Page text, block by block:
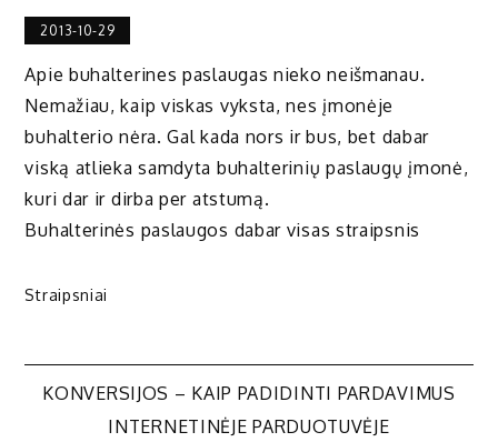
2013-10-29
Apie buhalterines paslaugas nieko neišmanau.
Nemažiau, kaip viskas vyksta, nes įmonėje
buhalterio nėra. Gal kada nors ir bus, bet dabar
viską atlieka samdyta buhalterinių paslaugų įmonė,
kuri dar ir dirba per atstumą.
Buhalterinės paslaugos dabar visas straipsnis
Straipsniai
Navigacija
KONVERSIJOS – KAIP PADIDINTI PARDAVIMUS
INTERNETINĖJE PARDUOTUVĖJE